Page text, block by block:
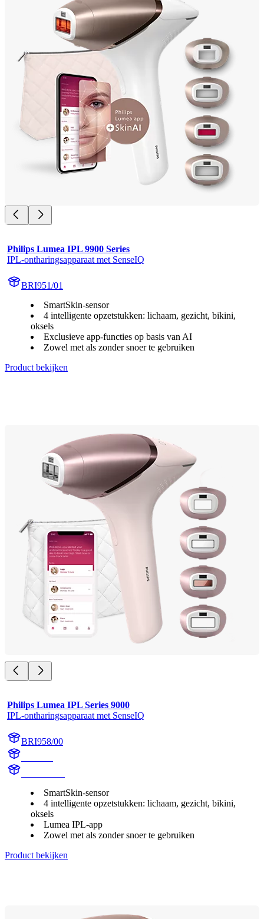
Philips Lumea IPL 9900 Series
IPL-ontharingsapparaat met SenseIQ
BRI951/01
SmartSkin-sensor
4 intelligente opzetstukken: lichaam, gezicht, bikini,
oksels
Exclusieve app-functies op basis van AI
Zowel met als zonder snoer te gebruiken
Product bekijken
Philips Lumea IPL Series 9000
IPL-ontharingsapparaat met SenseIQ
BRI958/00
SmartSkin-sensor
4 intelligente opzetstukken: lichaam, gezicht, bikini,
oksels
Lumea IPL-app
Zowel met als zonder snoer te gebruiken
Product bekijken